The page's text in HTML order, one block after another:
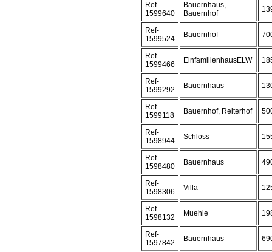
Ref-
1599640
Bauernhaus,
Bauernhof
Ref-
1599524
Bauernhof
Ref-
1599466
EinfamilienhausELW
Ref-
1599292
Bauernhaus
Ref-
1599118
Bauernhof, Reiterhof
Ref-
1598944
Schloss
Ref-
1598480
Bauernhaus
Ref-
1598306
Villa
Ref-
1598132
Muehle
Ref-
1597842
Bauernhaus